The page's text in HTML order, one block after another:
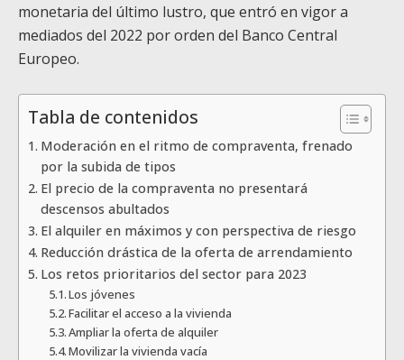
monetaria del último lustro, que entró en vigor a
mediados del 2022 por orden del Banco Central
Europeo.
Tabla de contenidos
Moderación en el ritmo de compraventa, frenado
por la subida de tipos
El precio de la compraventa no presentará
descensos abultados
El alquiler en máximos y con perspectiva de riesgo
Reducción drástica de la oferta de arrendamiento
Los retos prioritarios del sector para 2023
Los jóvenes
Facilitar el acceso a la vivienda
Ampliar la oferta de alquiler
Movilizar la vivienda vacía